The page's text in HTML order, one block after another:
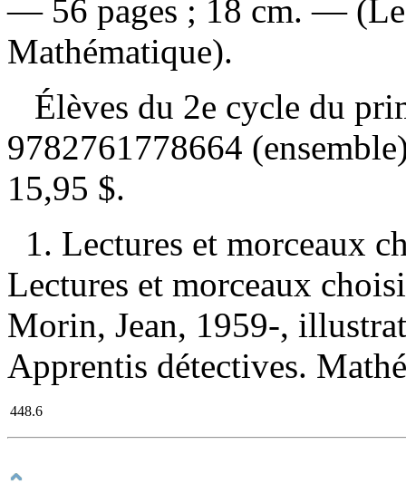
— 56 pages ; 18 cm. —
Mathématique).
Élèves du 2e cycle du
9782761778664
15,95 $.
1. Lectures et morceaux
Lectures et morceaux
Morin, Jean, 1959-,
Apprentis détectives.
448.6